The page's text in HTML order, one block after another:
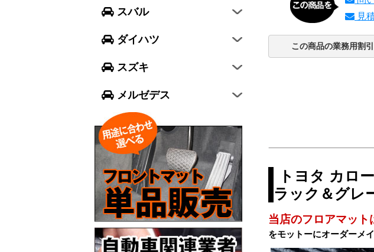
見
この商品の業務用割
トヨタ カロ
ラック＆グレ
当店のフロアマット
をモットーにオーダーメ
スバル
エクシーガ クロスオーバー7
ダイハツ
トール
スズキ
スイフト
ジムニー シエラ
メルゼデス
Aクラス
GLCクラス